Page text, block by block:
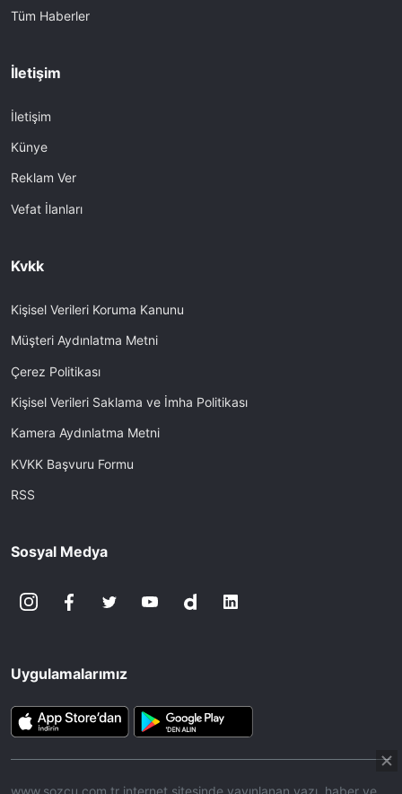
Tüm Haberler
İletişim
İletişim
Künye
Reklam Ver
Vefat İlanları
Kvkk
Kişisel Verileri Koruma Kanunu
Müşteri Aydınlatma Metni
Çerez Politikası
Kişisel Verileri Saklama ve İmha Politikası
Kamera Aydınlatma Metni
KVKK Başvuru Formu
RSS
Sosyal Medya
Uygulamalarımız